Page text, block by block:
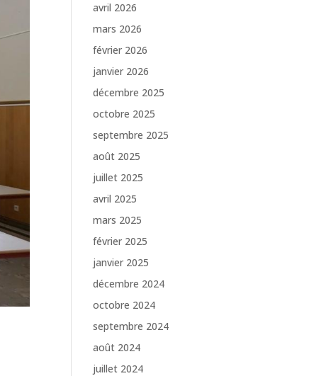
avril 2026
mars 2026
février 2026
janvier 2026
décembre 2025
octobre 2025
septembre 2025
août 2025
juillet 2025
avril 2025
mars 2025
février 2025
janvier 2025
décembre 2024
octobre 2024
septembre 2024
août 2024
juillet 2024